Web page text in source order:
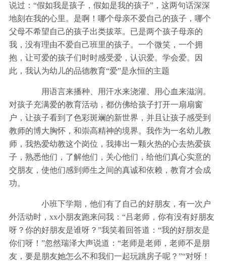
说过：“假如我是孩子，假如是我的孩子”，这两句话深深
地刻在我的心里。是啊！哪个母亲不爱自己的孩子，哪个
父母不希望自己的孩子出类拔萃。已是两个孩子母亲的
我，没有理由不爱自己班里的孩子。一个微笑，一个拥
抱，让可爱的孩子们时时感受爱，认识爱。学会爱。因
此，我认为幼儿的品德教育“爱”是永恒的主题
用语言来播种、用汗水来浇灌、用心血来滋润。
对孩子充满爱的教育活动，都仿佛给孩子打开一扇扇窗
户，让孩子看到了色彩斑斓的新世界，并且让孩子感受到
教师的博大胸怀，和崇高精神的境界。我作为一名幼儿教
师，我热爱幼教这个岗位，我捧出一颗火热的心去热爱孩
子，熟悉他们，了解他们，关心他们，给他们真心实意的
交朋友，使他们感到师生之间的真诚和依赖，教育才会成
功。
小班下学期，他们有了自己的好朋友，有一次户
外活动时，xx小朋友跑来问我：“吕老师，你有没有好朋友
呀？你的好朋友是谁呀？”我笑着回答道：“我的好朋友是
你们呀！”忽然瑞泽大声说道：“老师是老师，老师不是朋
友，要是朋友她怎么不和我们一起玩跳房子呢？”“对呀！